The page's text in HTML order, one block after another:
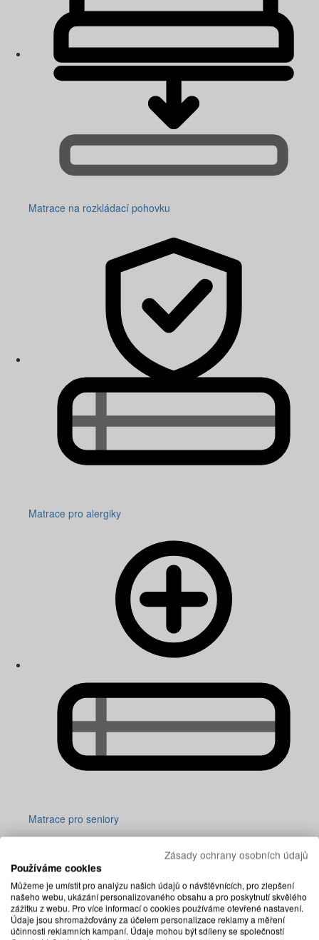
Matrace na rozkládací pohovku
Matrace pro alergiky
Matrace pro seniory
Zásady ochrany osobních údajů
Používáme cookies
Můžeme je umístit pro analýzu našich údajů o návštěvnících, pro zlepšení
našeho webu, ukázání personalizovaného obsahu a pro poskytnutí skvělého
zážitku z webu. Pro více informací o cookies používáme otevřené nastavení.
Údaje jsou shromažďovány za účelem personalizace reklamy a měření
účinnosti reklamních kampaní. Údaje mohou být sdíleny se společností